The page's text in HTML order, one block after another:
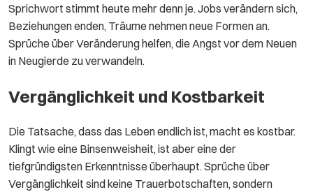
Sprichwort stimmt heute mehr denn je. Jobs verändern sich,
Beziehungen enden, Träume nehmen neue Formen an.
Sprüche über Veränderung helfen, die Angst vor dem Neuen
in Neugierde zu verwandeln.
Vergänglichkeit und Kostbarkeit
Die Tatsache, dass das Leben endlich ist, macht es kostbar.
Klingt wie eine Binsenweisheit, ist aber eine der
tiefgründigsten Erkenntnisse überhaupt. Sprüche über
Vergänglichkeit sind keine Trauerbotschaften, sondern